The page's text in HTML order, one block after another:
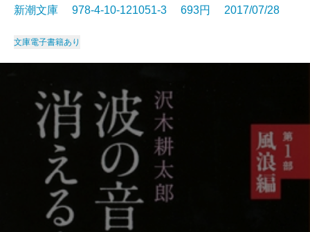
新潮文庫 978-4-10-121051-3 693円 2017/07/28
文庫電子書籍あり